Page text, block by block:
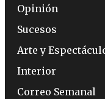
Opinión
Sucesos
Arte y
Interior
Correo Semanal